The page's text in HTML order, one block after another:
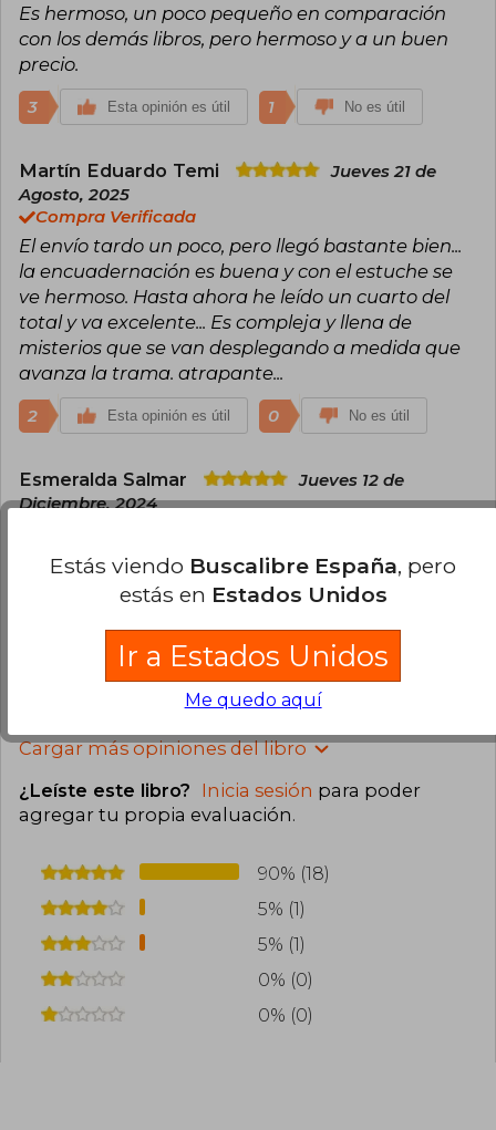
Es hermoso, un poco pequeño en comparación
con los demás libros, pero hermoso y a un buen
precio.
3 Esta opinión es útil 1 No es útil
Martín Eduardo Temi
Jueves 21 de
Agosto, 2025
Compra Verificada
El envío tardo un poco, pero llegó bastante bien...
la encuadernación es buena y con el estuche se
ve hermoso. Hasta ahora he leído un cuarto del
total y va excelente... Es compleja y llena de
misterios que se van desplegando a medida que
avanza la trama. atrapante...
2 Esta opinión es útil 0 No es útil
Esmeralda Salmar
Jueves 12 de
Diciembre, 2024
Extremadamente hermosos y cómodos de
transportar, son libros de bolsillo, los recomiendo
muchísimo, están geniales! Llegaron en perfectas
condiciones
Cargar más opiniones del libro
¿Leíste este libro? Inicia sesión para poder
agregar tu propia evaluación.
90% (18)
5% (1)
5% (1)
0% (0)
0% (0)
Estás viendo Buscalibre España, pero
estás en Estados Unidos
Ir a Estados Unidos
Me quedo aquí